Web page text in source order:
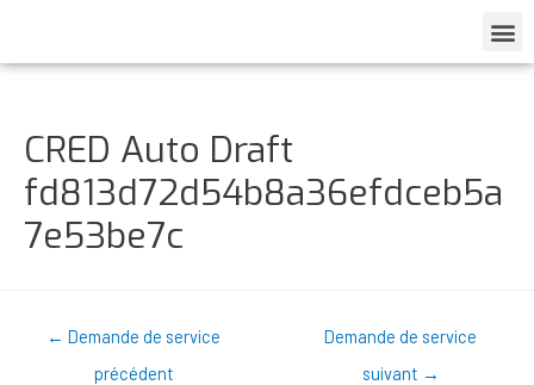
CRED Auto Draft
fd813d72d54b8a36efdceb5a
7e53be7c
← Demande de service
précédent
Demande de service
suivant →